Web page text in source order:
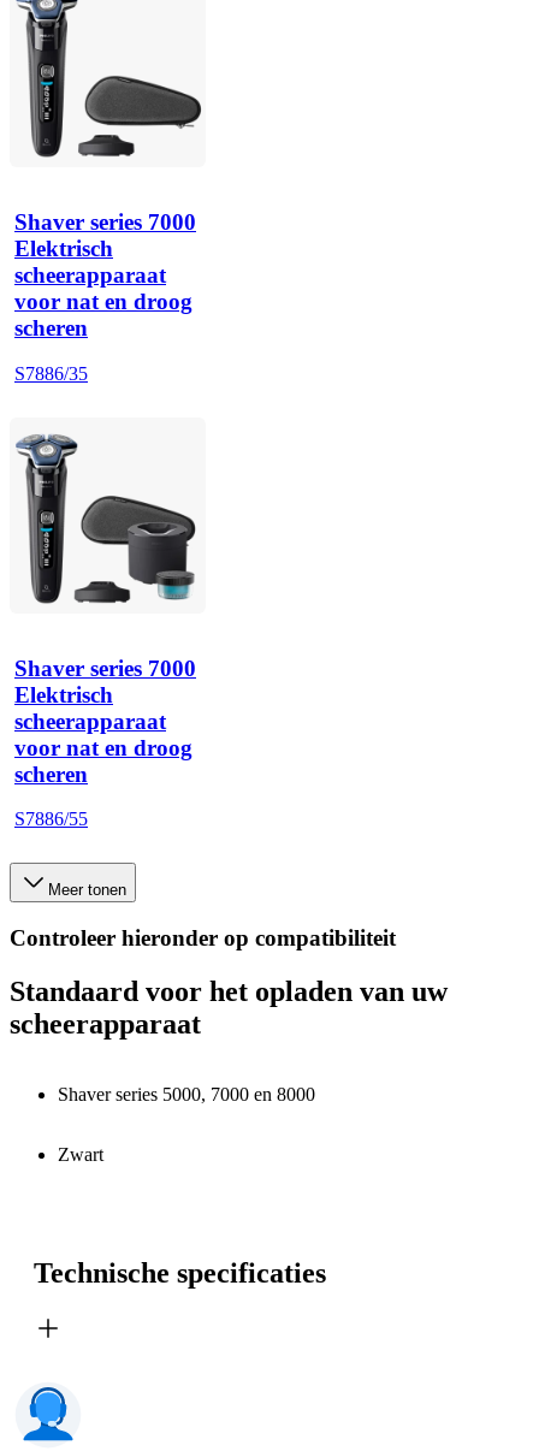
Shaver series 7000
Elektrisch
scheerapparaat
voor nat en droog
scheren
S7886/35
Shaver series 7000
Elektrisch
scheerapparaat
voor nat en droog
scheren
S7886/55
Meer tonen
Controleer hieronder op compatibiliteit
Standaard voor het opladen van uw
scheerapparaat
Shaver series 5000, 7000 en 8000
Zwart
Technische specificaties